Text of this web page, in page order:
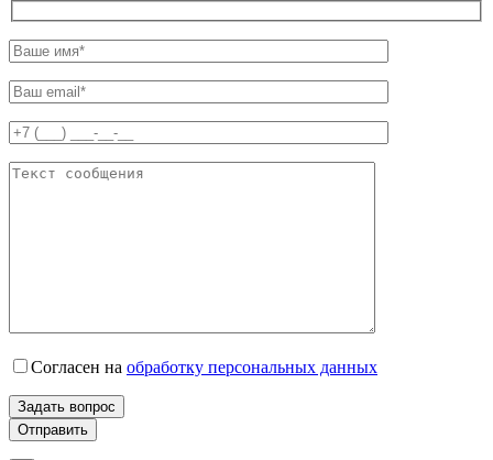
Согласен на обработку персональных данных
Задать вопрос